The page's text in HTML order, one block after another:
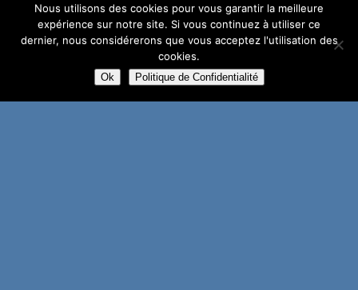
Nous utilisons des cookies pour vous garantir la meilleure
expérience sur notre site. Si vous continuez à utiliser ce
dernier, nous considérerons que vous acceptez l'utilisation des
cookies.
Ok Politique de Confidentialité